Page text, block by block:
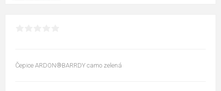
Čepice ARDON®BARRDY camo zelená